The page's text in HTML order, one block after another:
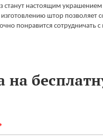
станут настоящим
штор позволяет
понравится сотрудничать
на